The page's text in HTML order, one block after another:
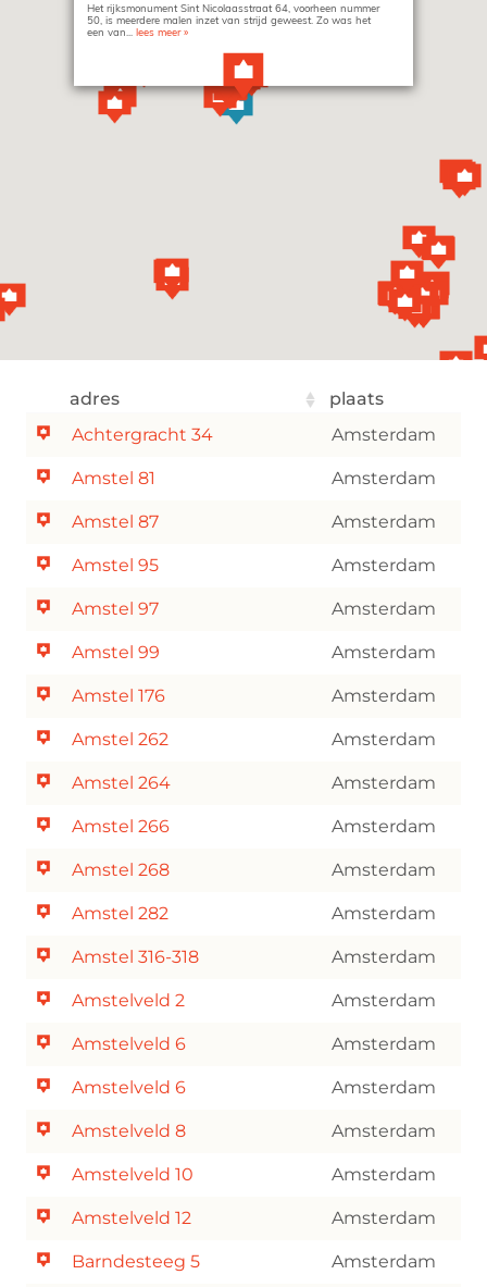
Het rijksmonument Sint Nicolaasstraat 64, voorheen nummer
50, is meerdere malen inzet van strijd geweest. Zo was het
een van...lees meer»
adres
plaats
Achtergracht 34
Amsterdam
Amstel 81 Amsterdam
Amstel 87 Amsterdam
Amstel 95 Amsterdam
Amstel 97 Amsterdam
Amstel 99 Amsterdam
Amstel 176 Amsterdam
Amstel 262 Amsterdam
Amstel 264 Amsterdam
Amstel 266 Amsterdam
Amstel 268 Amsterdam
Amstel 282 Amsterdam
Amstel 316-318 Amsterdam
Amstelveld 2 Amsterdam
Amstelveld 6 Amsterdam
Amstelveld 6 Amsterdam
Amstelveld 8 Amsterdam
Amstelveld 10 Amsterdam
Amstelveld 12 Amsterdam
Barndesteeg 5 Amsterdam